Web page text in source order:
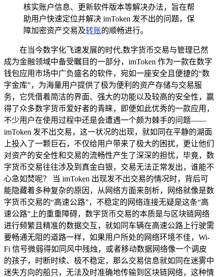
核实账户信息、更新软件版本等解决办法，旨在帮
助用户快速定位并解决 imToken 发不出的问题，保
障加密资产交易及转账的顺畅进行。
在当今数字化飞速发展的时代,数字货币交易与管理已然
成为金融领域中备受瞩目的一部分，imToken 作为一款在数字
钱包应用市场中广负盛名的软件，宛如一座安全且便捷的“数
字金库”，为海量用户提供了极为便利的资产存储与交易服
务，它凭借着简洁的界面、强大的功能以及较高的安全性，赢
得了众多数字货币爱好者的青睐，即便如此优秀的一款应用，
不少用户在使用过程中还是会遭遇一个颇为棘手的问题——
imToken 发不出交易，这一状况的出现，就如同在平静的湖面
上投入了一颗巨石，不仅给用户带来了极大的困扰，更让他们
对资产的安全性和交易的流畅性产生了深深的担忧，毕竟，数
字货币交易往往涉及到真金白银，交易无法正常发出，谁能不
心急如焚呢？ 当 imToken 出现发不出交易的情况时，背后可
能隐藏着多种复杂的原因，从网络方面来剖析，网络就像是数
字货币交易的“高速公路”，不稳定的网络连接无疑是这条“高
速公路”上的重重障碍，数字货币交易的本质是与区块链网络
进行频繁且精准的数据交互，就如同车辆在高速公路上行驶需
要畅通无阻的道路一样，如果用户所处的网络环境不佳，Wi-
Fi 信号微弱得如同风中残烛，或者移动数据网络像一个调皮
的孩子，时断时续、极不稳定，那么交易信息就如同在迷雾中
迷失方向的船只，无法及时准确地传输到区块链网络，这种情